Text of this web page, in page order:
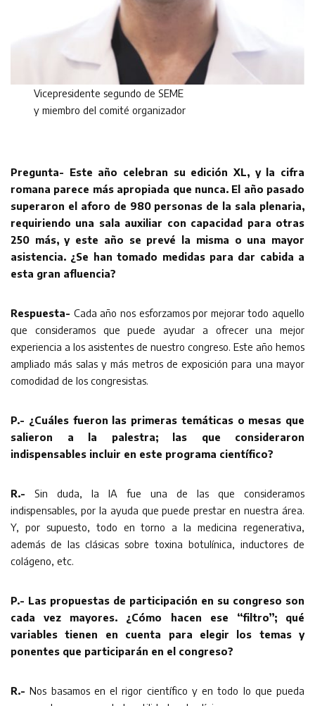
Vicepresidente segundo de SEME
y miembro del comité organizador
Pregunta- Este año celebran su edición XL, y la cifra
romana parece más apropiada que nunca. El año pasado
superaron el aforo de 980 personas de la sala plenaria,
requiriendo una sala auxiliar con capacidad para otras
250 más, y este año se prevé la misma o una mayor
asistencia. ¿Se han tomado medidas para dar cabida a
esta gran afluencia?
Respuesta- Cada año nos esforzamos por mejorar todo aquello
que consideramos que puede ayudar a ofrecer una mejor
experiencia a los asistentes de nuestro congreso. Este año hemos
ampliado más salas y más metros de exposición para una mayor
comodidad de los congresistas.
P.- ¿Cuáles fueron las primeras temáticas o mesas que
salieron a la palestra; las que consideraron
indispensables incluir en este programa científico?
R.- Sin duda, la IA fue una de las que consideramos
indispensables, por la ayuda que puede prestar en nuestra área.
Y, por supuesto, todo en torno a la medicina regenerativa,
además de las clásicas sobre toxina botulínica, inductores de
colágeno, etc.
P.- Las propuestas de participación en su congreso son
cada vez mayores. ¿Cómo hacen ese “filtro”; qué
variables tienen en cuenta para elegir los temas y
ponentes que participarán en el congreso?
R.- Nos basamos en el rigor científico y en todo lo que pueda